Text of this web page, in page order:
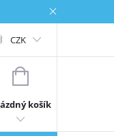
CZK
NÁKUPNÍ KOŠÍK
košík